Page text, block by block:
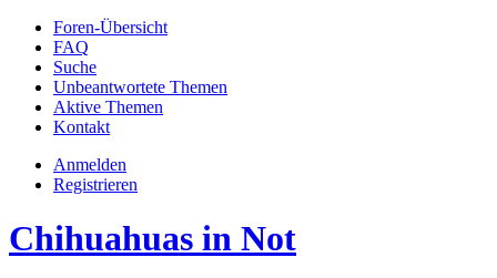
Foren-Übersicht
FAQ
Suche
Unbeantwortete Themen
Aktive Themen
Kontakt
Anmelden
Registrieren
Chihuahuas in Not